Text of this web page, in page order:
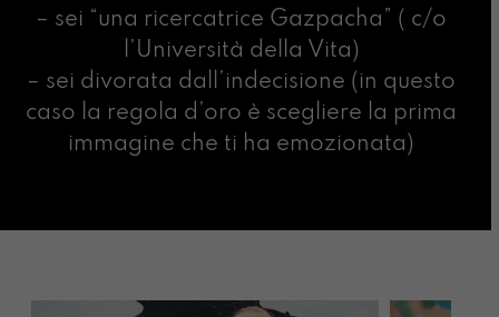
– sei “una ricercatrice Gazpacha” ( c/o
l’Università della Vita)
– sei divorata dall’indecisione (in questo
caso la regola d’oro è scegliere la prima
immagine che ti ha emozionata)